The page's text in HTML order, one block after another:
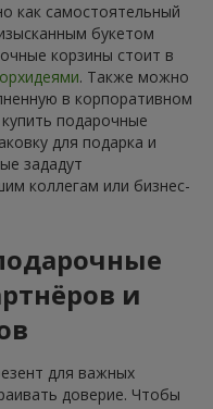
как самостоятельный
букетом
корзины стоит в
орхидеями. Также можно
в корпоративном
подарочные
для подарка и
зададут
коллегам или бизнес-
и
для важных
доверие. Чтобы